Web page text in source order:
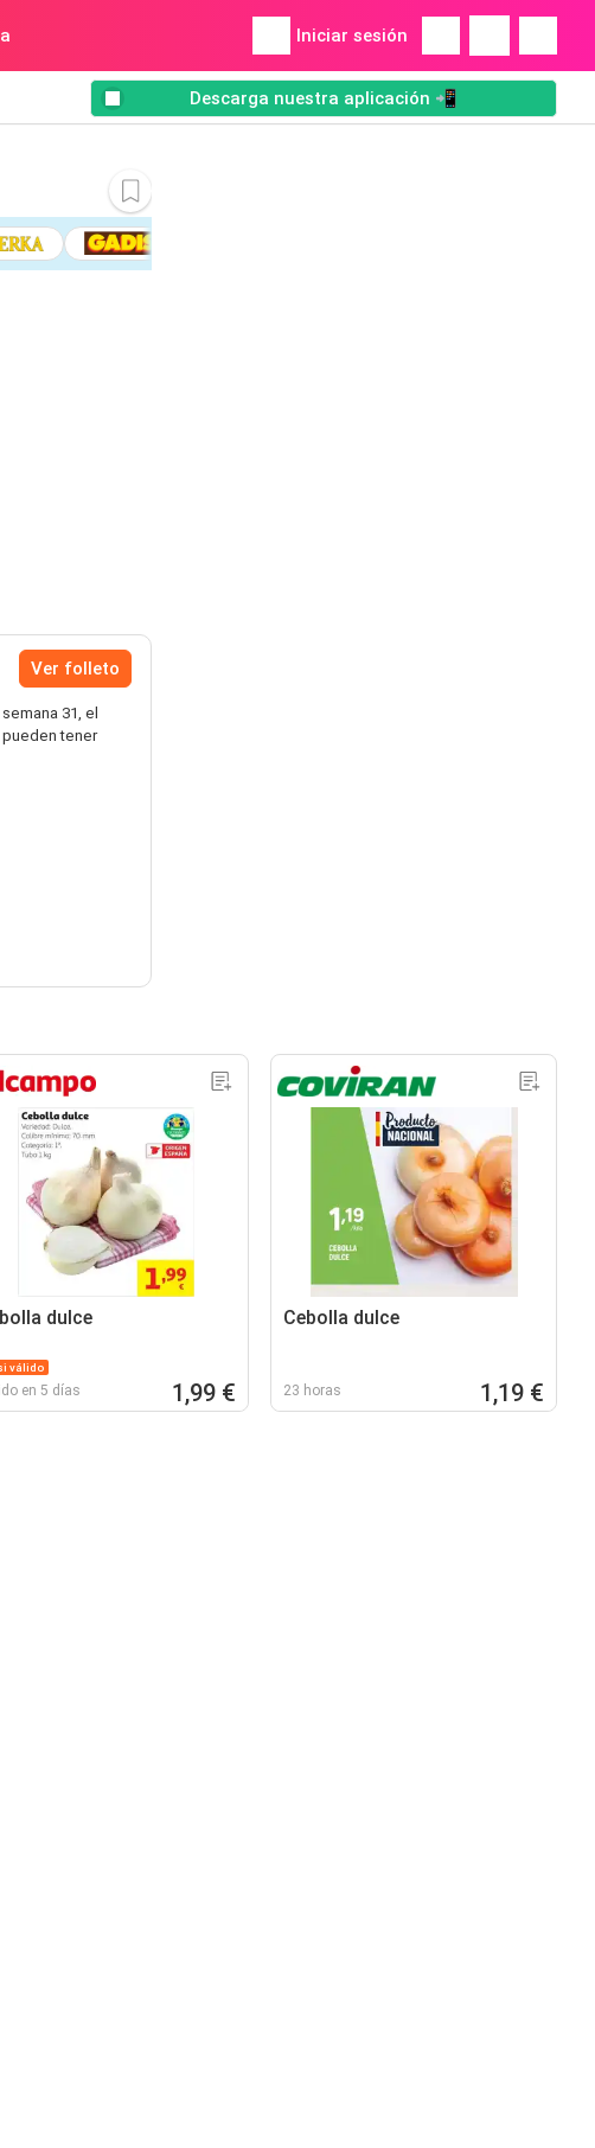
Iniciar sesión
Descarga nuestra aplicación 📲
Ver folleto
semana 31, el
tener
dulce
válido
en 5 días 1,99 €
Cebolla dulce
23 horas 1,19 €